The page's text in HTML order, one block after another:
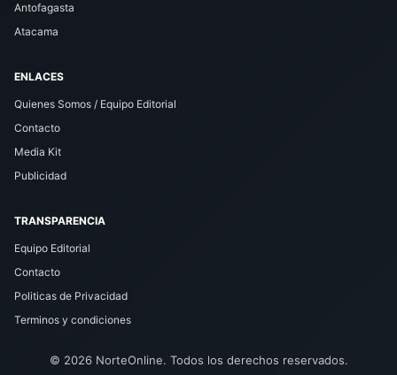
Antofagasta
Atacama
ENLACES
Quienes Somos / Equipo Editorial
Contacto
Media Kit
Publicidad
TRANSPARENCIA
Equipo Editorial
Contacto
Politicas de Privacidad
Terminos y condiciones
© 2026 NorteOnline. Todos los derechos reservados.